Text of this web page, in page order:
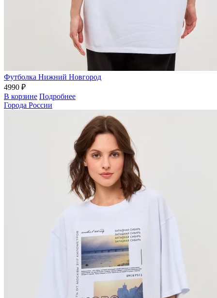
Футболка Нижний Новгород
4990 ₽
В корзине Подробнее
Города России